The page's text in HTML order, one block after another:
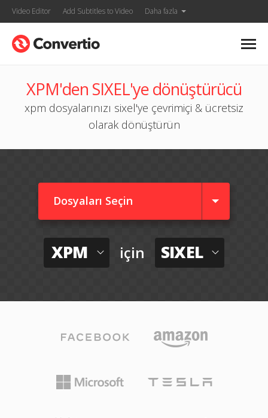
Video Editor Add Subtitles to Video Daha fazla
XPM'den SIXEL'ye dönüştürücü
xpm dosyalarınızı sixel'ye çevrimiçi & ücretsiz
olarak dönüştürün
Dosyaları Seçin
XPM için SIXEL